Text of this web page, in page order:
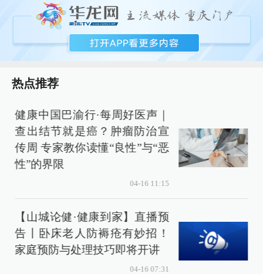
热点推荐
健康中国巴渝行·每周好医声｜
查出结节就是癌？肿瘤防治宣
传周 专家教你读懂“良性”与“恶
性”的界限
04-16 11:15
【山城论健·健康到家】直播预
告丨卧床老人防褥疮有妙招！
家庭预防与处理技巧即将开讲
04-16 07:31